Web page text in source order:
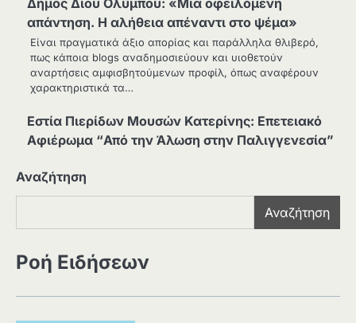
Δήμος Δίου Ολύμπου: «Μια οφειλόμενη
απάντηση. Η αλήθεια απέναντι στο ψέμα»
Είναι πραγματικά άξιο απορίας και παράλληλα θλιβερό,
πως κάποια blogs αναδημοσιεύουν και υιοθετούν
αναρτήσεις αμφισβητούμενων προφίλ, όπως αναφέρουν
χαρακτηριστικά τα…
Εστία Πιερίδων Μουσών Κατερίνης: Επετειακό
Αφιέρωμα “Από την Άλωση στην Παλιγγενεσία”
Αναζήτηση
Αναζήτηση
Ροή Ειδήσεων